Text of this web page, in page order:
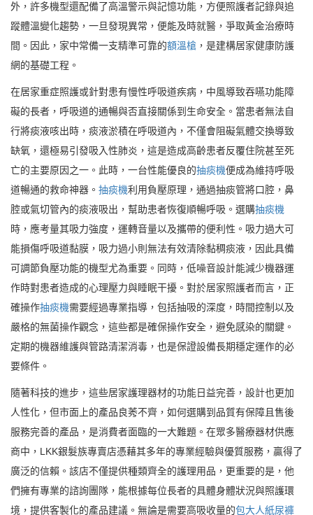
外，許多機型還配備了高溫警示與記憶功能，方便照護者記錄與追
蹤體溫變化趨勢，一旦發現異常，便能及時就醫，爭取黃金治療時
間。因此，家中常備一支精準可靠的額溫槍 ，是建構居家健康防護
網的基礎工程。
在居家重症照護或針對患有慢性呼吸道疾病，中風導致吞嚥功能障
礙的長者，呼吸道的通暢與否直接關係到生命安全。當患者無法自
行將痰液咳出時，痰液淤積在呼吸道內，不僅會阻礙氣體交換導致
缺氧，還極易引發吸入性肺炎，這是造成高齡患者反覆住院甚至死
亡的主要原因之一。此時，一台性能優良的抽痰機便成為維持呼吸
道暢通的救命神器。 抽痰機利用負壓原理，通過抽痰管將口腔，鼻
腔或氣切管內的痰液吸出，幫助患者恢復順暢呼吸。選購抽痰機
時，應考量其吸力強度，運轉音量以及攜帶的便利性。吸力過大可
能損傷呼吸道黏膜，吸力過小則無法有效清除黏稠痰液，因此具備
可調節負壓功能的機型尤為重要。同時，低噪音設計能減少機器運
作時對患者造成的心理壓力與睡眠干擾。對於居家照護者而言，正
確操作抽痰機需要經過專業指導，包括抽吸的深度，時間控制以及
嚴格的無菌操作觀念，這些都是確保操作安全，避免感染的關鍵。
定期的機器維護與管路清潔消毒，也是保證設備長期穩定運作的必
要條件。
隨著科技的進步，這些居家護理器材的功能日益完善，設計也更加
人性化，但市面上的產品良莠不齊，如何選購到品質有保障且售後
服務完善的產品，是消費者面臨的一大難題。在眾多醫療器材供應
商中，LKK銀髮族專賣店憑藉其多年的專業經驗與優質服務，贏得了
廣泛的信賴。該店不僅提供種類齊全的護理用品，更重要的是，他
們擁有專業的諮詢團隊，能根據每位長者的具體身體狀況與照護環
境，提供客製化的產品建議。無論是需要高吸收量的包大人紙尿褲